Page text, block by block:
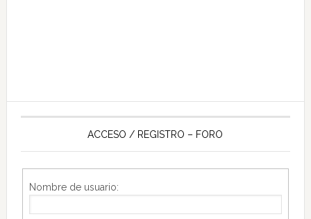
ACCESO / REGISTRO – FORO
Nombre de usuario: